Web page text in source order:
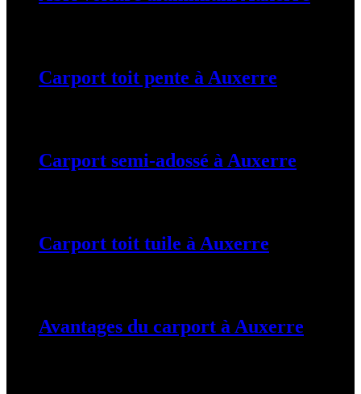
Carport toit pente à Auxerre
Carport semi-adossé à Auxerre
Carport toit tuile à Auxerre
Avantages du carport à Auxerre